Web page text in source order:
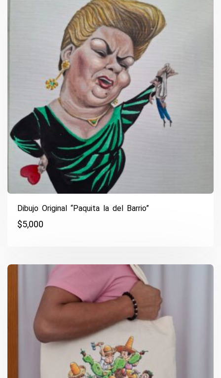
Dibujo Original “Paquita la del Barrio”
$5,000